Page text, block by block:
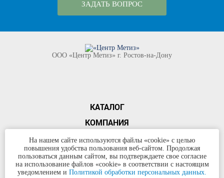
ЗАДАТЬ ВОПРОС
КОМПАНИЯ
ООО «Центр Метиз» г. Ростов-на-Дону
КАТАЛОГ
КОНТАКТЫ
©ООО «Центр Метиз» 2000-2026
Все права защищены
Политика конфиденциальности
На нашем сайте используются файлы «cookie» с целью
повышения удобства пользования веб-сайтом. Продолжая
пользоваться данным сайтом, вы подтверждаете свое согласие
на использование файлов «cookie» в соответствии с настоящим
уведомлением и Политикой обработки персональных данных.